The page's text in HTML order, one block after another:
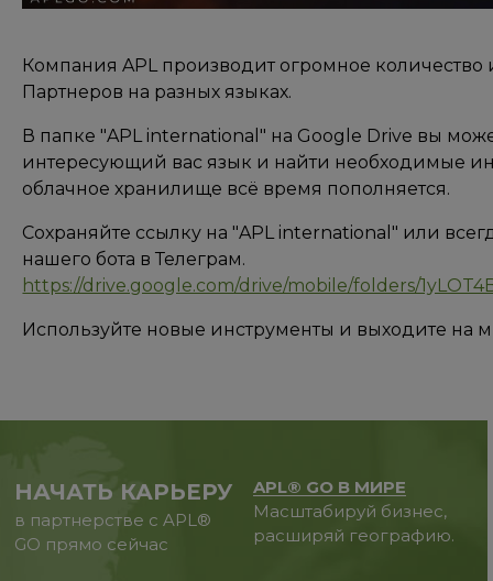
Компания APL производит огромное количество
Партнеров на разных языках.
В папке "APL international" на Google Drive вы
интересующий вас язык и найти необходимые
облачное хранилище всё время пополняется.
Сохраняйте ссылку на "APL international" или
нашего бота в Телеграм.
https://drive.google.com/drive/mobile/folders/
Используйте новые инструменты и выходите на
НАЧАТЬ КАРЬЕРУ
в партнерстве с APL®
GO прямо сейчас
APL® GO В МИРЕ
Масштабируй бизнес,
расширяй географию.